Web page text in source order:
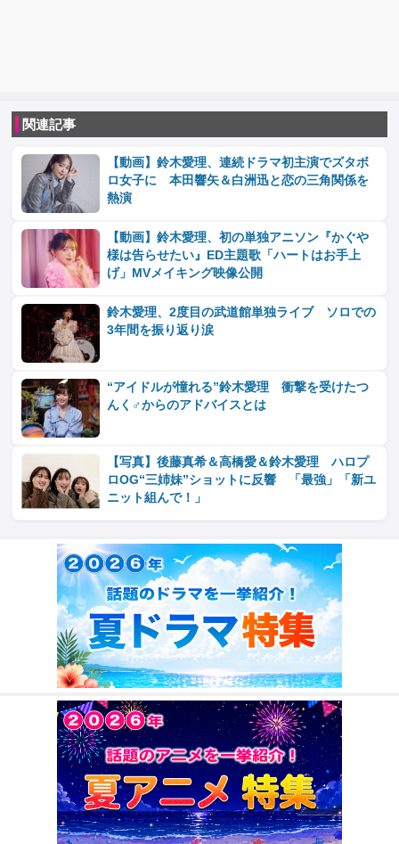
関連記事
【動画】鈴木愛理、連続ドラマ初主演でズタボ
ロ女子に 本田響矢＆白洲迅と恋の三角関係を
熱演
【動画】鈴木愛理、初の単独アニソン『かぐや
様は告らせたい』ED主題歌「ハートはお手上
げ」MVメイキング映像公開
鈴木愛理、2度目の武道館単独ライブ ソロでの
3年間を振り返り涙
“アイドルが憧れる”鈴木愛理 衝撃を受けたつ
んく♂からのアドバイスとは
【写真】後藤真希＆高橋愛＆鈴木愛理 ハロプ
ロOG“三姉妹”ショットに反響 「最強」「新ユ
ニット組んで！」